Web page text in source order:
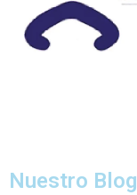
Nuestro Blog